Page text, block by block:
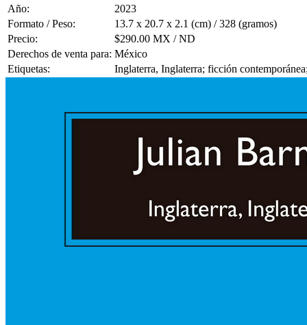
Año:
2023
Formato / Peso:
13.7 x 20.7 x 2.1 (cm) / 328 (gramos)
Precio:
$290.00 MX / ND
Derechos de venta para: México
Etiquetas:
Inglaterra, Inglaterra; ficción